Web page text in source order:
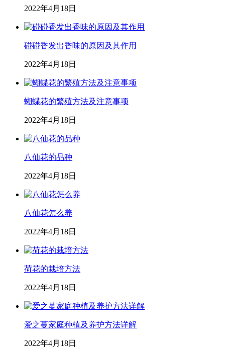
2022年4月18日
碰碰香发出香味的原因及其作用
2022年4月18日
蝴蝶花的繁殖方法及注意事项
2022年4月18日
八仙花的品种
2022年4月18日
八仙花怎么养
2022年4月18日
荷花的栽培方法
2022年4月18日
爱之蔓家庭种植及养护方法详解
2022年4月18日